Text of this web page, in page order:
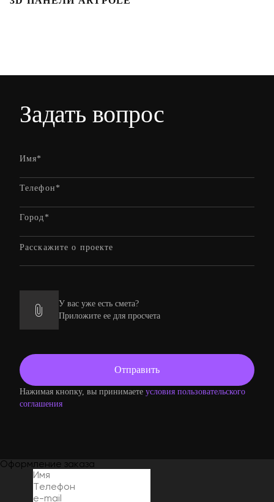
Задать вопрос
У вас уже есть смета?
Приложите ее для просчета
Нажимая кнопку, вы принимаете условия пользовательского
соглашения
Оформление заказа